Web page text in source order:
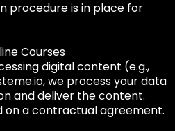
procedure is in place for
Courses
digital content (e.g.,
we process your data
and deliver the content.
on a contractual agreement.